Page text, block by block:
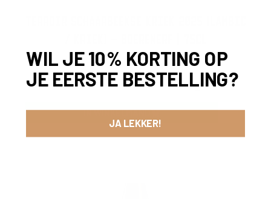
25,00
- +
IN WINKELMAND
WIL JE 10% KORTING OP
JE EERSTE BESTELLING?
JA LEKKER!